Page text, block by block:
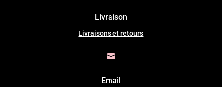
Livraison
Livraisons et retours

Email